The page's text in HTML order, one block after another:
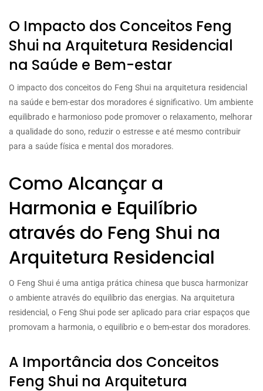
O Impacto dos Conceitos Feng
Shui na Arquitetura Residencial
na Saúde e Bem-estar
O impacto dos conceitos do Feng Shui na arquitetura residencial
na saúde e bem-estar dos moradores é significativo. Um ambiente
equilibrado e harmonioso pode promover o relaxamento, melhorar
a qualidade do sono, reduzir o estresse e até mesmo contribuir
para a saúde física e mental dos moradores.
Como Alcançar a
Harmonia e Equilíbrio
através do Feng Shui na
Arquitetura Residencial
O Feng Shui é uma antiga prática chinesa que busca harmonizar
o ambiente através do equilíbrio das energias. Na arquitetura
residencial, o Feng Shui pode ser aplicado para criar espaços que
promovam a harmonia, o equilíbrio e o bem-estar dos moradores.
A Importância dos Conceitos
Feng Shui na Arquitetura